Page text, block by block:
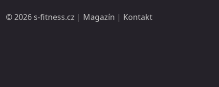
© 2026 s-fitness.cz | Magazín | Kontakt